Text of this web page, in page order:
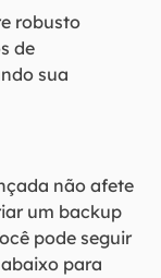
robusto
de
sua
não afete
um backup
pode seguir
para